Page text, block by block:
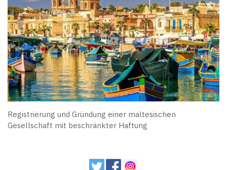
Registrierung und Gründung einer maltesischen
Gesellschaft mit beschränkter Haftung